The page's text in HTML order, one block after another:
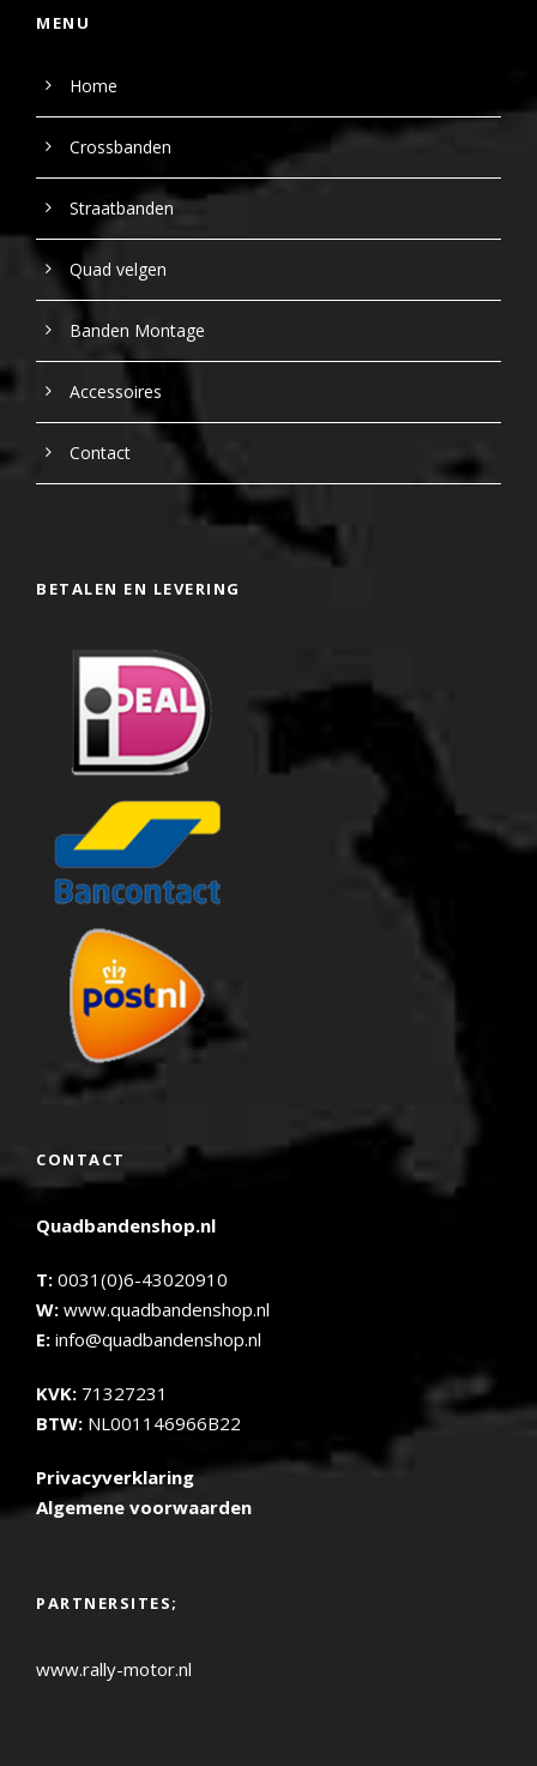
MENU
Home
Crossbanden
Straatbanden
Quad velgen
Banden Montage
Accessoires
Contact
BETALEN EN LEVERING
CONTACT
Quadbandenshop.nl
T: 0031(0)6-43020910
W: www.quadbandenshop.nl
E: info@quadbandenshop.nl
KVK: 71327231
BTW: NL001146966B22
Privacyverklaring
Algemene voorwaarden
PARTNERSITES;
www.rally-motor.nl